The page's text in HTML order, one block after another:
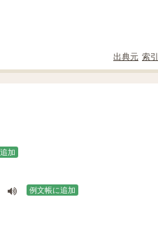
出典元 索引
加
例文帳に追加